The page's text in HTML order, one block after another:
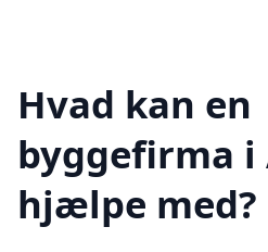
Hvad kan en
byggefirma i
hjælpe med?